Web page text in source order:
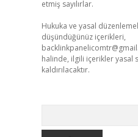
etmiş sayılırlar.
Hukuka ve yasal
düşündüğünüz içerikleri,
halinde, ilgili içerikler yasal
kaldırılacaktır.